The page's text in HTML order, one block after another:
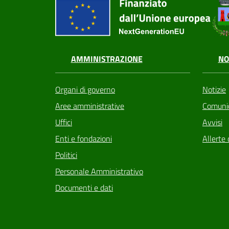
AMMINISTRAZIONE
Organi di governo
Aree amministrative
Uffici
Enti e fondazioni
Politici
Personale Amministrativo
Documenti e dati
Notizie
Avvisi
Allerte